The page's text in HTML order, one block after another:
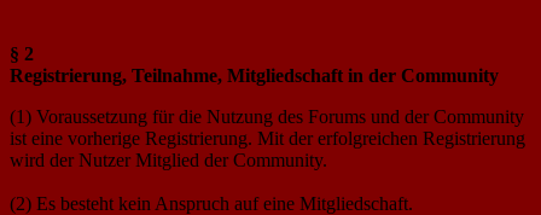
§ 2
Registrierung, Teilnahme, Mitgliedschaft in der Community
(1) Voraussetzung für die Nutzung des Forums und der Community
ist eine vorherige Registrierung. Mit der erfolgreichen Registrierung
wird der Nutzer Mitglied der Community.
(2) Es besteht kein Anspruch auf eine Mitgliedschaft.